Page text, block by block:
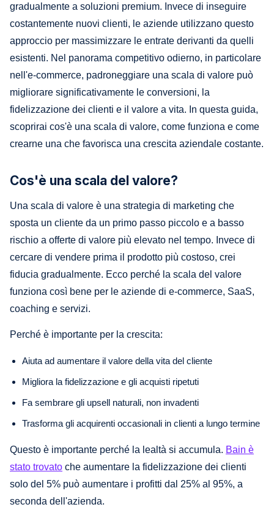
gradualmente a soluzioni premium. Invece di inseguire
costantemente nuovi clienti, le aziende utilizzano questo
approccio per massimizzare le entrate derivanti da quelli
esistenti. Nel panorama competitivo odierno, in particolare
nell'e-commerce, padroneggiare una scala di valore può
migliorare significativamente le conversioni, la
fidelizzazione dei clienti e il valore a vita. In questa guida,
scoprirai cos'è una scala di valore, come funziona e come
crearne una che favorisca una crescita aziendale costante.
Cos'è una scala del valore?
Una scala di valore è una strategia di marketing che
sposta un cliente da un primo passo piccolo e a basso
rischio a offerte di valore più elevato nel tempo. Invece di
cercare di vendere prima il prodotto più costoso, crei
fiducia gradualmente. Ecco perché la scala del valore
funziona così bene per le aziende di e-commerce, SaaS,
coaching e servizi.
Perché è importante per la crescita:
Aiuta ad aumentare il valore della vita del cliente
Migliora la fidelizzazione e gli acquisti ripetuti
Fa sembrare gli upsell naturali, non invadenti
Trasforma gli acquirenti occasionali in clienti a lungo termine
Questo è importante perché la lealtà si accumula. Bain è
stato trovato che aumentare la fidelizzazione dei clienti
solo del 5% può aumentare i profitti dal 25% al 95%, a
seconda dell'azienda.